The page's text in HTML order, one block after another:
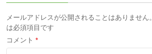
メールアドレスが公開されることはありません。
は必須項目です
コメント*